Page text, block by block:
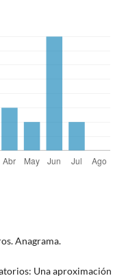
Anagrama.
Una aproximación